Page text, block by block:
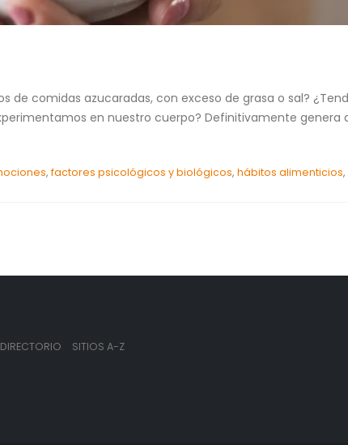
comidas azucaradas, con exceso de grasa o sal?
en nuestro cuerpo? Definitivamente genera
,factores psicológicos y biológicos,hábitos alimenticios,
DIRECTORIO SITIOS A-Z